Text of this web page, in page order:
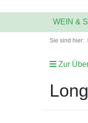
WEIN &
Sie sind hier:
Zur